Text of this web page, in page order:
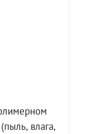
влага,